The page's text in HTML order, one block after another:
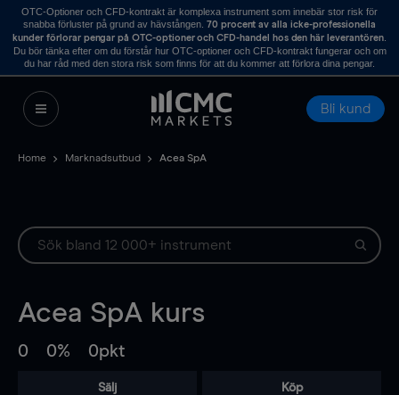
OTC-Optioner och CFD-kontrakt är komplexa instrument som innebär stor risk för
snabba förluster på grund av hävstången. 70 procent av alla icke-professionella
kunder förlorar pengar på OTC-optioner och CFD-handel hos den här leverantören.
Du bör tänka efter om du förstår hur OTC-optioner och CFD-kontrakt fungerar och om
du har råd med den stora risk som finns för att du kommer att förlora dina pengar.
Bli kund
Home Marknadsutbud Acea SpA
Acea SpA kurs
0 0% 0pkt
Sälj Köp